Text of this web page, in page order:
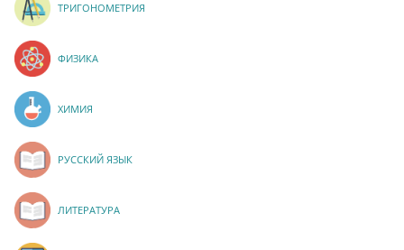
ТРИГОНОМЕТРИЯ
ФИЗИКА
ХИМИЯ
РУССКИЙ ЯЗЫК
ЛИТЕРАТУРА